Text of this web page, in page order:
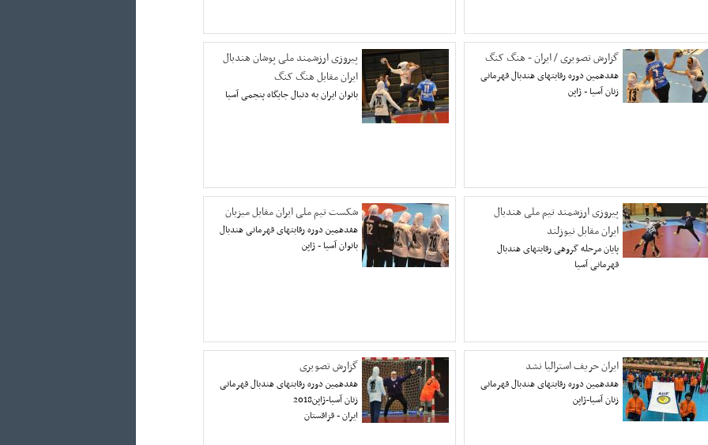
گزارش تصویری / ایران - هنگ کنگ
هفدهمین دوره رقابتهای هندبال قهرمانی
زنان آسیا - ژاپن
پیروزی ارزشمند ملی پوشان هندبال
ایران مقابل هنگ کنگ
بانوان ایران به دنبال جایگاه پنجمی آسیا
پیروزی ارزشمند تیم ملی هندبال
ایران مقابل نیوزلند
پایان مرحله گروهی رقابتهای هندبال
قهرمانی آسیا
شکست تیم ملی ایران مقابل میزبان
هفدهمین دوره رقابتهای قهرمانی هندبال
بانوان آسیا - ژاپن
ایران حریف استرالیا نشد
هفدهمین دوره رقابتهای هندبال قهرمانی
زنان آسیا-ژاپن
گزارش تصویری
هفدهمین دوره رقابتهای هندبال قهرمانی
زنان آسیا-ژاپن2018
ایران - قزاقستان